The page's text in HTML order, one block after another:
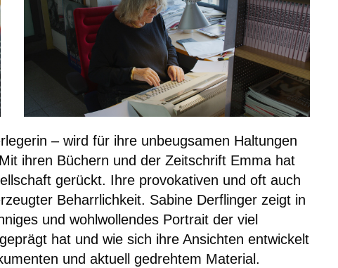
– wird für ihre unbeugsamen Haltungen
ihren Büchern und der Zeitschrift Emma hat
gerückt. Ihre provokativen und oft auch
Beharrlichkeit. Sabine Derflinger zeigt in
und wohlwollendes Portrait der viel
hat und wie sich ihre Ansichten entwickelt
und aktuell gedrehtem Material.